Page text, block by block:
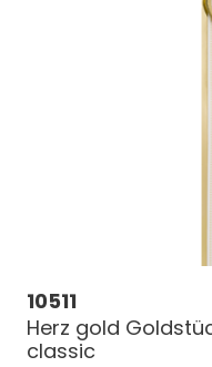
10511
Herz gold
classic